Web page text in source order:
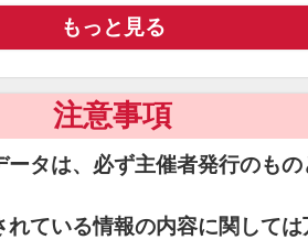
もっと見る
注意事項
タは、必ず主催者発行のも
ている情報の内容に関しては